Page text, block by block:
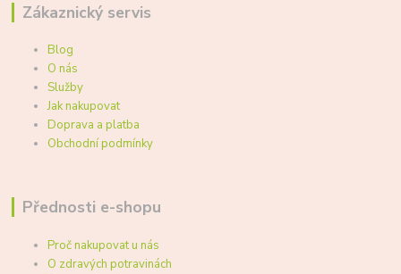
Zákaznický servis
Blog
O nás
Služby
Jak nakupovat
Doprava a platba
Obchodní podmínky
Přednosti e-shopu
Proč nakupovat u nás
O zdravých potravinách